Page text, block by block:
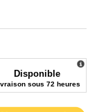
Disponible
sous 72 heures